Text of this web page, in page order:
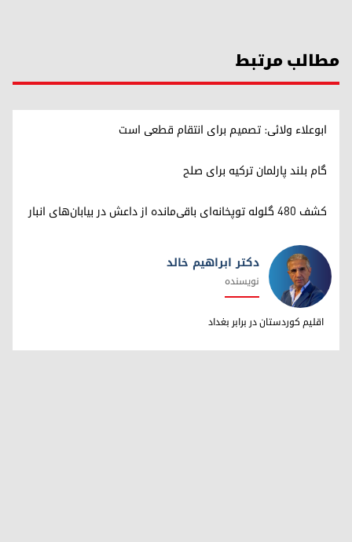
مطالب مرتبط
ابوعلاء ولائی: تصمیم برای انتقام قطعی است
گام بلند پارلمان ترکیه برای صلح
کشف ۴۸۰ گلوله توپخانه‌ای باقی‌مانده از داعش در بیابان‌های انبار
دکتر ابراهیم خالد
دکتر ابراهیم خالد
نویسنده
اقلیم کوردستان در برابر بغداد